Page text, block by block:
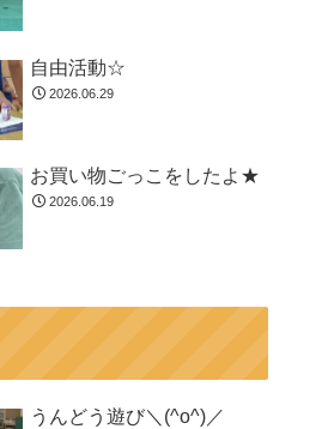
自由活動☆
2026.06.29
お買い物ごっこをしたよ★
2026.06.19
うんどう遊び＼(^o^)／